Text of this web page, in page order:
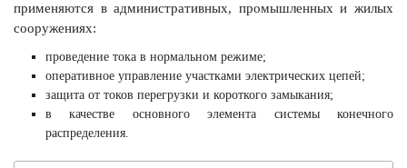
применяются в административных, промышленных и жилых
сооружениях:
проведение тока в нормальном режиме;
оперативное управление участками электрических цепей;
защита от токов перегрузки и короткого замыкания;
в качестве основного элемента системы конечного
распределения.